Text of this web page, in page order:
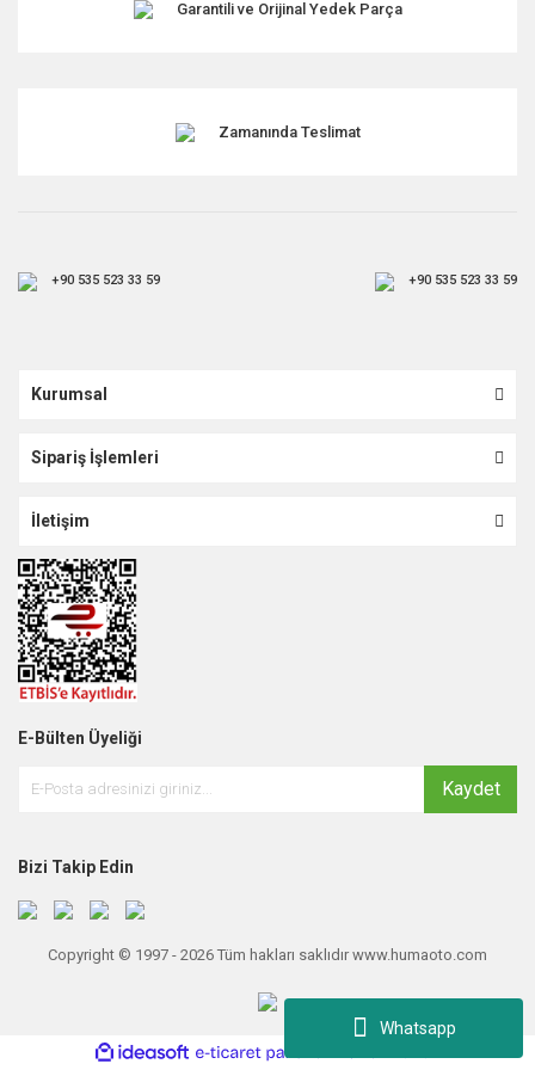
Whatsapp
Garantili ve Orijinal Yedek Parça
Zamanında Teslimat
+90 535 523 33 59 +90 535 523 33 59
Kurumsal
Sipariş İşlemleri
İletişim
E-Bülten Üyeliği
Kaydet
Bizi Takip Edin
Copyright © 1997 - 2026 Tüm hakları saklıdır www.humaoto.com
ideasoft